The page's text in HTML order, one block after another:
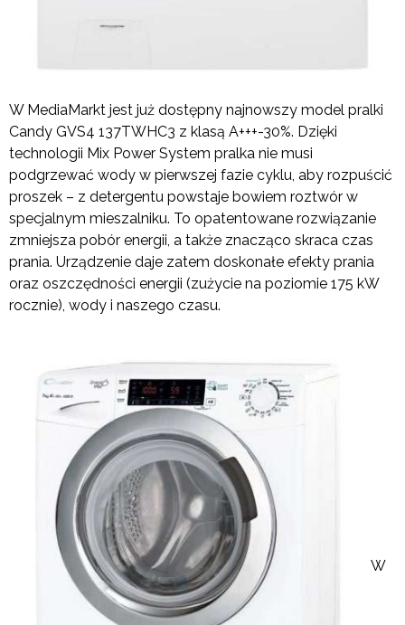
W MediaMarkt jest już dostępny najnowszy model pralki
Candy GVS4 137TWHC3 z klasą A+++-30%. Dzięki
technologii Mix Power System pralka nie musi
podgrzewać wody w pierwszej fazie cyklu, aby rozpuścić
proszek – z detergentu powstaje bowiem roztwór w
specjalnym mieszalniku. To opatentowane rozwiązanie
zmniejsza pobór energii, a także znacząco skraca czas
prania. Urządzenie daje zatem doskonałe efekty prania
oraz oszczędności energii (zużycie na poziomie 175 kW
rocznie), wody i naszego czasu.
W